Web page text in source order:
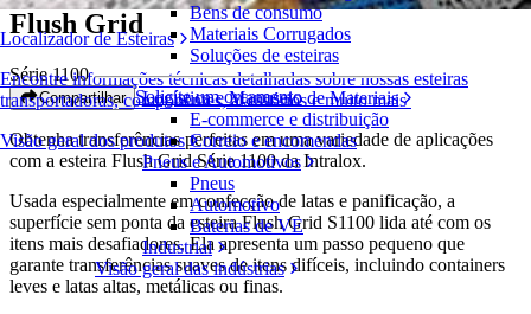
Localizador de Esteiras
Encontre informações técnicas detalhadas sobre nossas esteiras
transportadoras, componentes, acessórios e muito mais
Visão geral dos produtos
Bens de consumo
Materiais Corrugados
Soluções de esteiras
Logística e Manuseio de Materiais
E-commerce e distribuição
Correio e encomendas
Pneus e Automotivos
Pneus
Automotivo
Baterias de VE
Industrial
Visão geral das indústrias
Flush Grid
Série 1100
Compartilhar Solicite um orçamento
Obtenha transferências perfeitas em uma variedade de aplicações
com a esteira Flush Grid Série 1100 da Intralox.
Usada especialmente em confecção de latas e panificação, a
superfície sem ponta da esteira Flush Grid S1100 lida até com os
itens mais desafiadores. Ela apresenta um passo pequeno que
garante transferências suaves de itens difíceis, incluindo containers
leves e latas altas, metálicas ou finas.